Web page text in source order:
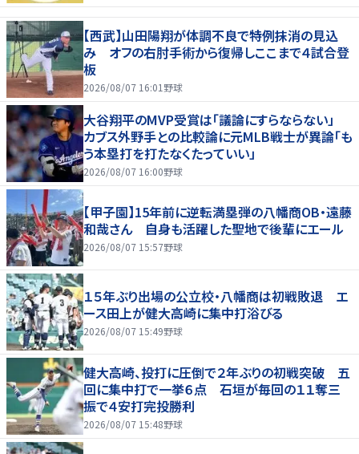
【西武】山田陽翔が体調不良で特例抹消の見込
み オフの右肘手術から復帰しここまで４試合登
板
2026/08/07 16:01 野球
大谷翔平のMVP受賞は「議論にすらならない」
カブス外野手との比較論に元MLB戦士が異論「も
う本塁打を打たなくたっていい」
2026/08/07 16:00野球
【甲子園】15年前に逆転満塁弾の八幡商OB・遠藤
和哉さん 自身も活躍した聖地で後輩にエール
2026/08/07 15:57野球
１５年ぶり出場の公立校・八幡商は初戦敗退 エ
ース田上が健大高崎に集中打浴びる
2026/08/07 15:49野球
健大高崎、投打に圧倒で２年ぶりの初戦突破 五
回に集中打で一挙６点 石垣が毎回の１１奪三
振で４安打完投勝利
2026/08/07 15:48野球